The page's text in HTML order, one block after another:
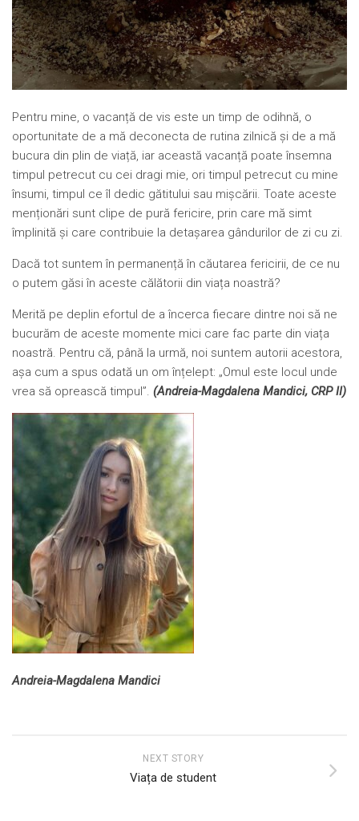
Pentru mine, o vacanță de vis este un timp de odihnă, o
oportunitate de a mă deconecta de rutina zilnică și de a mă
bucura din plin de viață, iar această vacanță poate însemna
timpul petrecut cu cei dragi mie, ori timpul petrecut cu mine
însumi, timpul ce îl dedic gătitului sau mișcării. Toate aceste
menționări sunt clipe de pură fericire, prin care mă simt
împlinită și care contribuie la detașarea gândurilor de zi cu zi.
Dacă tot suntem în permanență în căutarea fericirii, de ce nu
o putem găsi în aceste călătorii din viața noastră?
Merită pe deplin efortul de a încerca fiecare dintre noi să ne
bucurăm de aceste momente mici care fac parte din viața
noastră. Pentru că, până la urmă, noi suntem autorii acestora,
așa cum a spus odată un om înțelept: „Omul este locul unde
vrea să oprească timpul”. (Andreia-Magdalena Mandici, CRP II)
Andreia-Magdalena Mandici
NEXT STORY
Viața de student